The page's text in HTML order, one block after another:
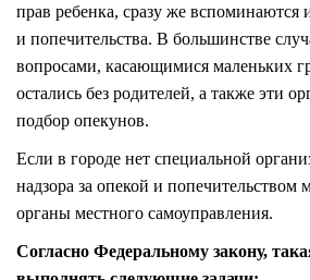
прав ребенка, сразу же вспоминаются
и попечительства. В большинстве
вопросами, касающимися маленьких
остались без родителей, а также эти
подбор опекунов.
Если в городе нет специальной
надзора за опекой и попечительством
органы местного самоуправления.
Согласно Федеральному закону,